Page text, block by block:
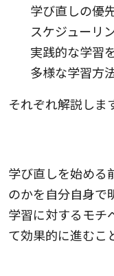
学び直しの優
スケジューリ
実践的な学習
多様な学習方
それぞれ解説しま
学び直しを始める
のかを自分自身で
学習に対するモチ
て効果的に進むこ